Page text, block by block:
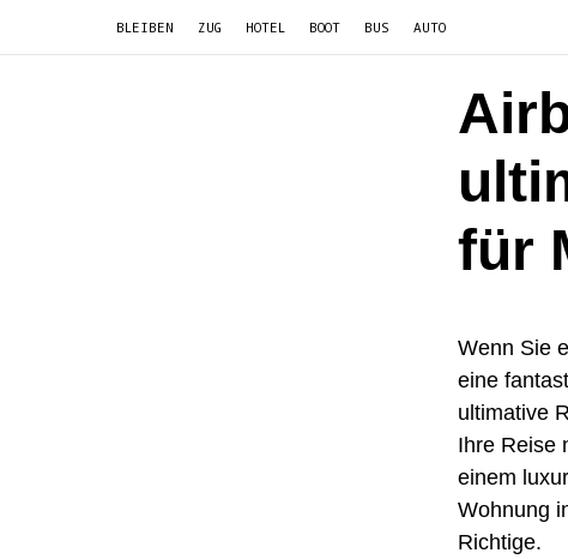
BLEIBEN ZUG HOTEL BOOT BUS AUTO
für
Wenn Sie
eine
ultimative
Ihre Reise
einem
Wohnung
Richtige.